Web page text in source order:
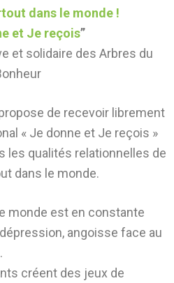
dans le monde !
et Je reçois”
et solidaire des Arbres du
de recevoir librement
« Je donne et Je reçois »
les qualités relationnelles de
dans le monde.
monde est en constante
angoisse face au
créent des jeux de